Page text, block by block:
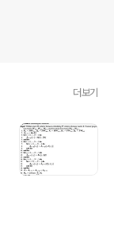
더보기